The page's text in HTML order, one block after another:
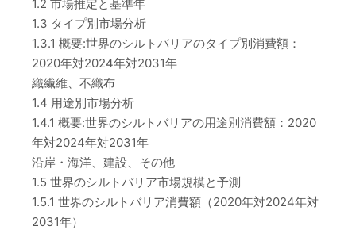
1.2 市場推定と基準年
1.3 タイプ別市場分析
1.3.1 概要:世界のシルトバリアのタイプ別消費額：
2020年対2024年対2031年
織繊維、不織布
1.4 用途別市場分析
1.4.1 概要:世界のシルトバリアの用途別消費額：2020
年対2024年対2031年
沿岸・海洋、建設、その他
1.5 世界のシルトバリア市場規模と予測
1.5.1 世界のシルトバリア消費額（2020年対2024年対
2031年）